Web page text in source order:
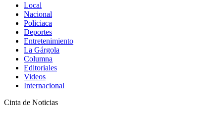
Local
Nacional
Policiaca
Deportes
Entretenimiento
La Gárgola
Columna
Editoriales
Videos
Internacional
Cinta de Noticias